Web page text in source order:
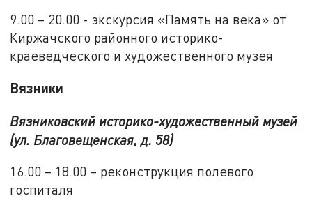
9.00 – 20.00 - экскурсия «Память на века» от
Киржачского районного историко-
краеведческого и художественного музея
Вязники
Вязниковский историко-художественный музей
(ул. Благовещенская, д. 58)
16.00 – 18.00 – реконструкция полевого
госпиталя